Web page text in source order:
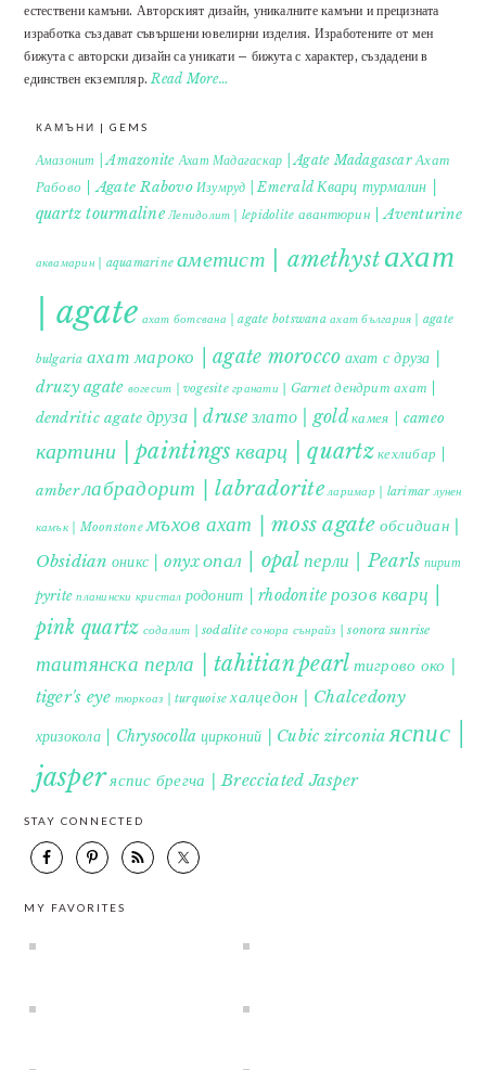
естествени камъни. Авторският дизайн, уникалните камъни и прецизната
изработка създават съвършени ювелирни изделия. Изработените от мен
бижута с авторски дизайн са уникати – бижута с характер, създадени в
единствен екземпляр. Read More…
КАМЪНИ | GEMS
Амазонит | Amazonite Ахат Мадагаскар | Agate Madagascar Ахат
Рабово | Agate Rabovo Изумруд | Emerald Кварц турмалин |
quartz tourmaline Лепидолит | lepidolite авантюрин | Aventurine
аквамарин | aquamarine аметист | amethystахат
| agate ахат ботсвана | agate botswana ахат българия | agate
bulgaria ахат мароко | agate morocco ахат с друза |
druzy agate вогесит | vogesite гранати | Garnet дендрит ахат |
dendritic agate друза | druse злато | gold камея | cameo
картини | paintings кварц | quartzкехлибар |
amberлабрадорит | labradorite ларимар | larimar лунен
камък | Moonstone мъхов ахат | moss agate обсидиан |
Obsidian оникс | onyxопал | opal перли | Pearls пирит |
pyrite планински кристал родонит | rhodonite розов кварц |
pink quartz содалит | sodalite сонора сънрайз | sonora sunrise
таитянска перла | tahitian pearl тигрово око |
tiger's eye тюркоаз | turquoise халцедон | Chalcedony
хризокола | Chrysocolla цирконий | Cubic zirconia яспис |
jasperяспис брегча | Brecciated Jasper
STAY CONNECTED
MY FAVORITES